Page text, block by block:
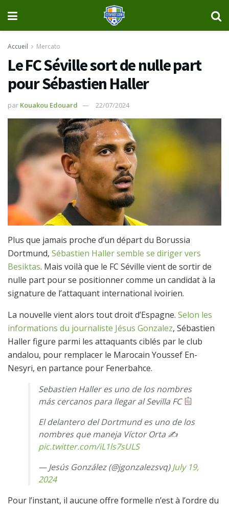
Accueil Mercato
Le FC Séville sort de nulle part
pour Sébastien Haller
par Kouakou Edouard 22/07/2024
Plus que jamais proche d’un départ du Borussia
Dortmund, Sébastien Hallersemble se diriger vers
Besiktas. Mais voilà que le FC Séville vient de sortir de
nulle part pour se positionner comme un candidat à la
signature de l’attaquant international ivoirien.
La nouvelle vient alors tout droit d’Espagne. Selon les
informations du journaliste Jésus Gonzalez, Sébastien
Haller figure parmi les attaquants ciblés par le club
andalou, pour remplacer le Marocain Youssef En-
Nesyri, en partance pour Fenerbahce.
Sebastien Haller es uno de los nombres
más cercanos para llegar al Sevilla FC
El delantero del Dortmund es uno de los
nombres que maneja Víctor Orta ✍️
pic.twitter.com/iL1ls7sULS
— Jesús González (@jgonzalezsvq)July 19,
2024
Pour l’instant, il aucune offre formelle n’est à l’ordre du